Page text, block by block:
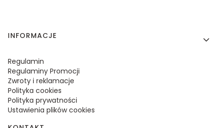
Linki w stopce
INFORMACJE
Regulamin
Regulaminy Promocji
Zwroty i reklamacje
Polityka cookies
Polityka prywatności
Ustawienia plików cookies